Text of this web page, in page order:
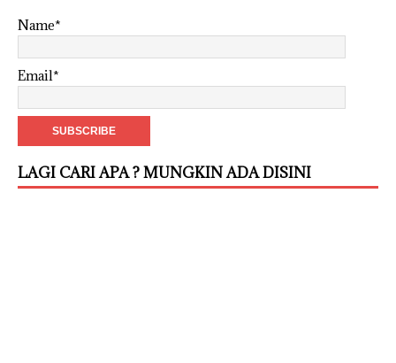
Name*
Email*
LAGI CARI APA ? MUNGKIN ADA DISINI